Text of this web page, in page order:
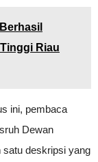
Riau
ini, pembaca
Dewan
satu deskripsi yang